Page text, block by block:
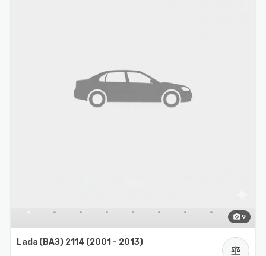
photo_camera9
Lada (ВАЗ) 2114 (2001 – 2013)
balance